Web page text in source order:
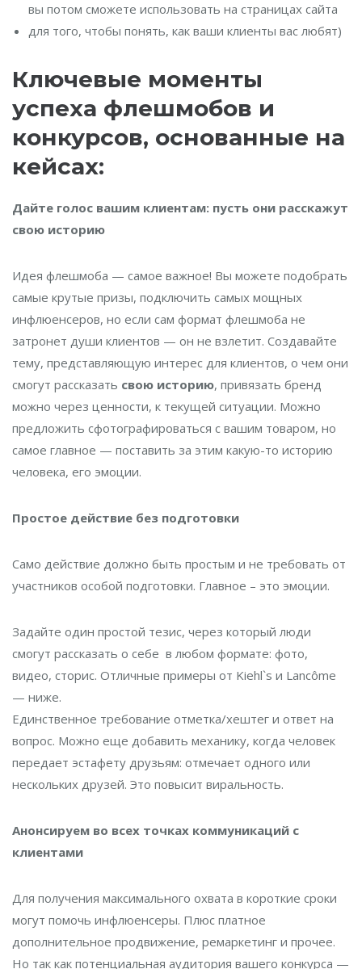
вы потом сможете использовать на страницах сайта
для того, чтобы понять, как ваши клиенты вас любят)
Ключевые моменты
успеха флешмобов и
конкурсов, основанные на
кейсах:
Дайте голос вашим клиентам: пусть они расскажут
свою историю
Идея флешмоба — самое важное! Вы можете подобрать
самые крутые призы, подключить самых мощных
инфлюенсеров, но если сам формат флешмоба не
затронет души клиентов — он не взлетит. Создавайте
тему, представляющую интерес для клиентов, о чем они
смогут рассказать свою историю, привязать бренд
можно через ценности, к текущей ситуации. Можно
предложить сфотографироваться с вашим товаром, но
самое главное — поставить за этим какую-то историю
человека, его эмоции.
Простое действие без подготовки
Само действие должно быть простым и не требовать от
участников особой подготовки. Главное – это эмоции.
Задайте один простой тезис, через который люди
смогут рассказать о себе в любом формате: фото,
видео, сторис. Отличные примеры от Kiehl`s и Lancôme
— ниже.
Единственное требование отметка/хештег и ответ на
вопрос. Можно еще добавить механику, когда человек
передает эстафету друзьям: отмечает одного или
нескольких друзей. Это повысит виральность.
Анонсируем во всех точках коммуникаций с
клиентами
Для получения максимального охвата в короткие сроки
могут помочь инфлюенсеры. Плюс платное
дополнительное продвижение, ремаркетинг и прочее.
Но так как потенциальная аудитория вашего конкурса —